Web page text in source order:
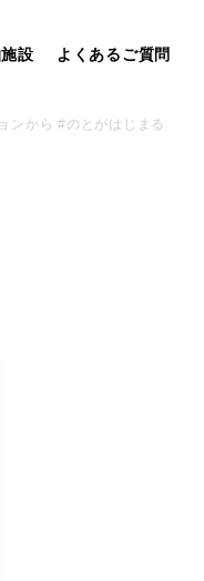
設 よくあるご質問
ンから #のとがはじまる